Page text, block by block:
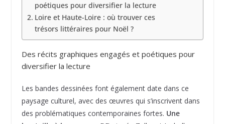
poétiques pour diversifier la lecture
Loire et Haute-Loire : où trouver ces
trésors littéraires pour Noël ?
Des récits graphiques engagés et poétiques pour
diversifier la lecture
Les bandes dessinées font également date dans ce
paysage culturel, avec des œuvres qui s’inscrivent dans
des problématiques contemporaines fortes. Une